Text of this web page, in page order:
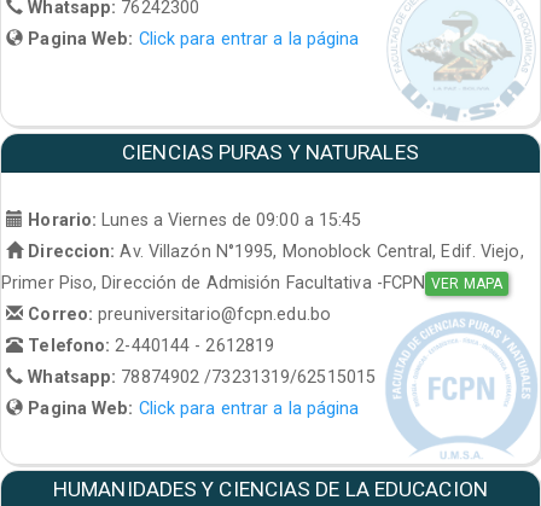
Whatsapp: 76242300
Pagina Web: Click para entrar a la página
CIENCIAS PURAS Y NATURALES
Horario:
Lunes a Viernes de 09:00 a 15:45
Direccion: Av. Villazón N°1995, Monoblock Central, Edif. Viejo,
Primer Piso, Dirección de Admisión Facultativa -FCPN VER MAPA
Correo:preuniversitario@fcpn.edu.bo
Telefono: 2-440144 - 2612819
Whatsapp: 78874902 /73231319/62515015
Pagina Web: Click para entrar a la página
HUMANIDADES Y CIENCIAS DE LA EDUCACION